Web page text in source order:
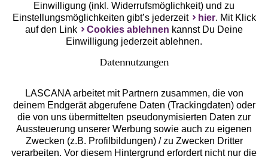
Services
Beratung
Einwilligung (inkl. Widerrufsmöglichkeit) und zu
Einstellungsmöglichkeiten gibt’s jederzeit
hier. Mit Klick
auf den Link
Cookies ablehnen kannst Du Deine
Einwilligung jederzeit ablehnen.
Datennutzungen
LASCANA arbeitet mit Partnern zusammen, die von
deinem Endgerät abgerufene Daten (Trackingdaten) oder
die von uns übermittelten pseudonymisierten Daten zur
Aussteuerung unserer Werbung sowie auch zu eigenen
Zwecken (z.B. Profilbildungen) / zu Zwecken Dritter
verarbeiten. Vor diesem Hintergrund erfordert nicht nur die